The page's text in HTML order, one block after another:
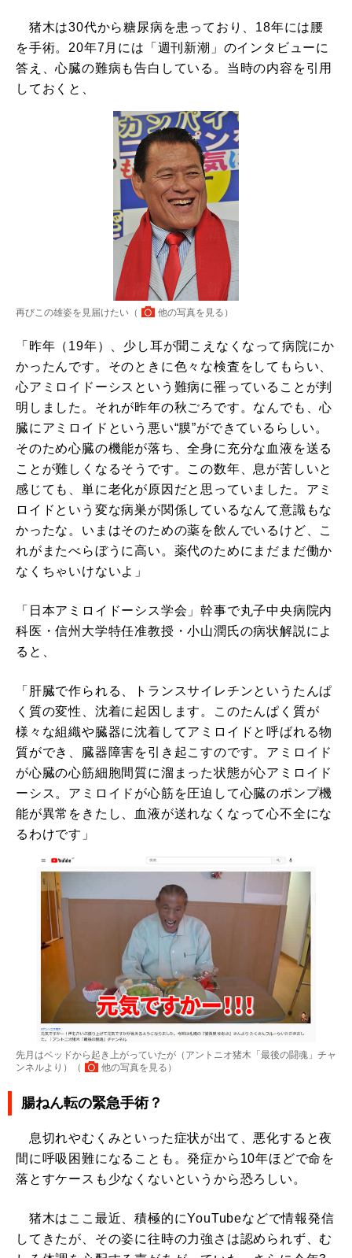
猪木は30代から糖尿病を患っており、18年には腰
を手術。20年7月には「週刊新潮」のインタビューに
答え、心臓の難病も告白している。当時の内容を引用
しておくと、
再びこの雄姿を見届けたい（ 他の写真を見る ）
「昨年（19年）、少し耳が聞こえなくなって病院にか
かったんです。そのときに色々な検査をしてもらい、
心アミロイドーシスという難病に罹っていることが判
明しました。それが昨年の秋ごろです。なんでも、心
臓にアミロイドという悪い“膜”ができているらしい。
そのため心臓の機能が落ち、全身に充分な血液を送る
ことが難しくなるそうです。この数年、息が苦しいと
感じても、単に老化が原因だと思っていました。アミ
ロイドという変な病巣が関係しているなんて意識もな
かったな。いまはそのための薬を飲んでいるけど、こ
れがまたべらぼうに高い。薬代のためにまだまだ働か
なくちゃいけないよ」
「日本アミロイドーシス学会」幹事で丸子中央病院内
科医・信州大学特任准教授・小山潤氏の病状解説によ
ると、
「肝臓で作られる、トランスサイレチンというたんぱ
く質の変性、沈着に起因します。このたんぱく質が
様々な組織や臓器に沈着してアミロイドと呼ばれる物
質ができ、臓器障害を引き起こすのです。アミロイド
が心臓の心筋細胞間質に溜まった状態が心アミロイド
ーシス。アミロイドが心筋を圧迫して心臓のポンプ機
能が異常をきたし、血液が送れなくなって心不全にな
るわけです」
先月はベッドから起き上がっていたが（アントニオ猪木「最後の闘魂」チャ
ンネルより）（
他の写真を見る ）
腸ねん転の緊急手術？
息切れやむくみといった症状が出て、悪化すると夜
間に呼吸困難になることも。発症から10年ほどで命を
落とすケースも少なくないというから恐ろしい。
猪木はここ最近、積極的にYouTubeなどで情報発信
してきたが、その姿に往時の力強さは認められず、む